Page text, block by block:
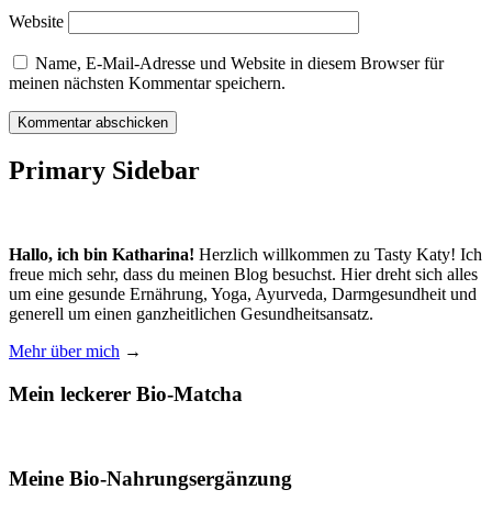
Website
Name, E-Mail-Adresse und Website in diesem Browser für
meinen nächsten Kommentar speichern.
Primary Sidebar
Hallo, ich bin Katharina! Herzlich willkommen zu Tasty Katy! Ich
freue mich sehr, dass du meinen Blog besuchst. Hier dreht sich alles
um eine gesunde Ernährung, Yoga, Ayurveda, Darmgesundheit und
generell um einen ganzheitlichen Gesundheitsansatz.
Mehr über mich →
Mein leckerer Bio-Matcha
Meine Bio-Nahrungsergänzung